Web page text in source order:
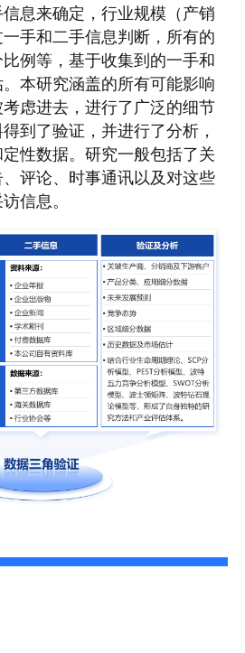
息来确定，行业规模（产销
手和二手信息判断，所有的
例等，基于收集到的一手和
本研究涵盖的所有可能影响
虑进去，进行了广泛的细节
到了验证，并进行了分析，
性数据。研究一般包括了关
评论、时事通讯以及对这些
信息。